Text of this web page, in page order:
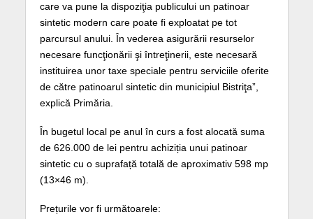
care va pune la dispoziţia publicului un patinoar
sintetic modern care poate fi exploatat pe tot
parcursul anului. În vederea asigurării resurselor
necesare funcţionării şi întreţinerii, este necesară
instituirea unor taxe speciale pentru serviciile oferite
de către patinoarul sintetic din municipiul Bistriţa”,
explică Primăria.
În bugetul local pe anul în curs a fost alocată suma
de 626.000 de lei pentru achiziția unui patinoar
sintetic cu o suprafață totală de aproximativ 598 mp
(13×46 m).
Prețurile vor fi următoarele: